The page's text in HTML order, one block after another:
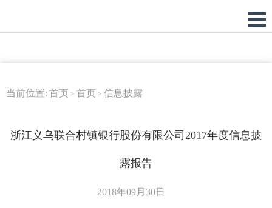
当前位置: 首页 > 首页 > 信息披露
浙江义乌联合村镇银行股份有限公司2017年度信息披
露报告
2018年09月30日